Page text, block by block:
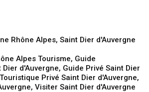
Rhône Alpes, Saint Dier d'Auvergne
Alpes Tourisme, Guide
d'Auvergne, Guide Privé Saint Dier
Privé Saint Dier d'Auvergne,
, Visiter Saint Dier d'Auvergne